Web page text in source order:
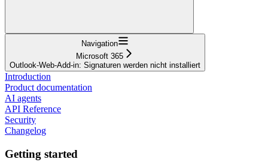
Navigation
Microsoft 365
Outlook-Web-Add-in: Signaturen werden nicht installiert
Introduction
Product documentation
AI agents
API Reference
Security
Changelog
Getting started